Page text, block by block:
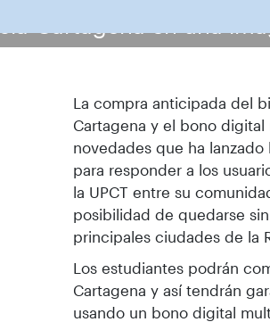
La compra anticipada del
Cartagena y el bono
novedades que ha
para responder a los
la UPCT entre su
posibilidad de quedarse
principales ciudades de la
Los estudiantes podrán
Cartagena y así tendrán
usando un bono digital